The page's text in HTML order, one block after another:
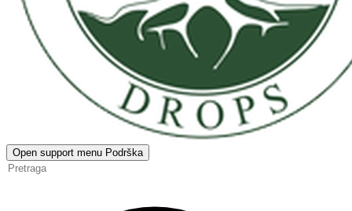
Open support menu Podrška